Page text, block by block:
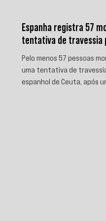
Espanha registra 57
tentativa de travessia
Pelo menos 57 pessoas
uma tentativa de travessia
espanhol de Ceuta, após